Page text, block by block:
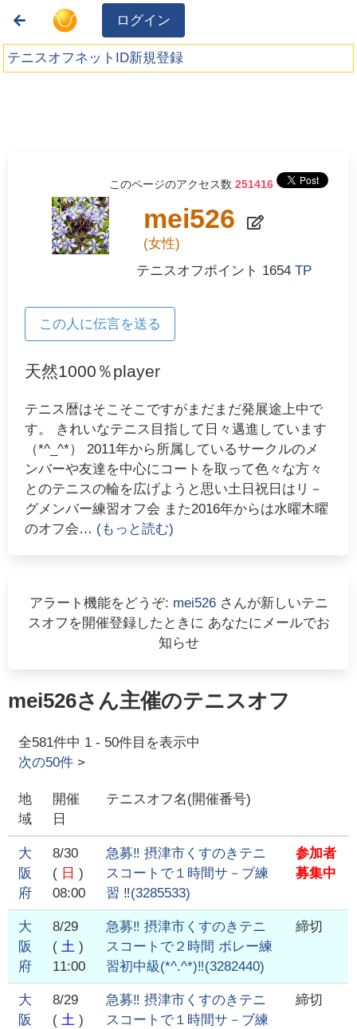
ログイン
テニスオフネットID新規登録
このページのアクセス数251416
mei526
(女性)
テニスオフポイント 1654 TP
この人に伝言を送る
天然1000％player
テニス暦はそこそこですがまだまだ発展途上中で
す。 きれいなテニス目指して日々邁進しています
（*^_^*） 2011年から所属しているサークルのメ
ンバーや友達を中心にコートを取って色々な方々
とのテニスの輪を広げようと思い土日祝日はリ－
グメンバー練習オフ会 また2016年からは水曜木曜
のオフ会… (もっと読む)
アラート機能をどうぞ: mei526さんが新しいテニ
スオフを開催登録したときに あなたにメールでお
知らせ
mei526さん主催のテニスオフ
全581件中 1- 50件目を表示中
次の50件>
地
域
開催
日
テニスオフ名(開催番号)
大
阪
府
8/30
( 日 )
08:00
急募‼️ 摂津市くすのきテニ
スコートで１時間サ－ブ練
習 ‼️(3285533)
参加者
募集中
大
阪
府
8/29
( 土 )
11:00
急募‼️ 摂津市くすのきテニ
スコートで２時間 ボレー練
習初中級(*^.^*)‼️(3282440)
締切
大
阪
8/29
( 土 )
急募‼️ 摂津市くすのきテニ
スコートで１時間サ－ブ練
締切